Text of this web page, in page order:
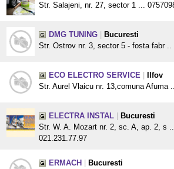
Str. Salajeni, nr. 27, sector 1 ...
DMG TUNING
Bucuresti
Str. Ostrov nr. 3, sector 5 - fosta fabr ..
ECO ELECTRO SERVICE
Ilfov
Str. Aurel Vlaicu nr. 13,comuna Afuma
ELECTRA INSTAL
Bucuresti
Str. W. A. Mozart nr. 2, sc. A, ap. 2, s
021.231.77.97
ERMACH
Bucuresti